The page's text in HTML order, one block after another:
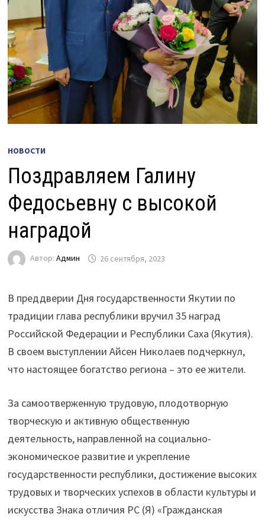
НОВОСТИ
Поздравляем Галину
Федосьевну с высокой
наградой
Автор: Админ 26 сентября, 2023
В преддверии Дня государственности Якутии по
традиции глава республики вручил 35 наград
Российской Федерации и Республики Саха (Якутия).
В своем выступлении Айсен Николаев подчеркнул,
что настоящее богатство региона – это ее жители.
За самоотверженную трудовую, плодотворную
творческую и активную общественную
деятельность, направленной на социально-
экономическое развитие и укрепление
государственности республики, достижение высоких
трудовых и творческих успехов в области культуры и
искусства Знака отличия РС (Я) «Гражданская